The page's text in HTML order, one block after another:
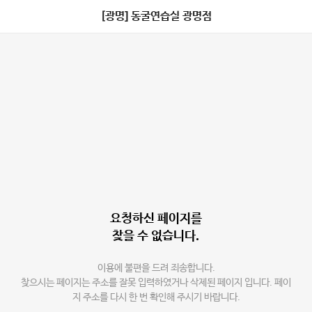
[광명] 동굴연습실 광명점
요청하신 페이지를
찾을 수 없습니다.
이용에 불편을 드려 죄송합니다.
찾으시는 페이지는 주소를 잘못 입력하였거나 삭제된 페이지 입니다. 페이
지 주소를 다시 한 번 확인해 주시기 바랍니다.